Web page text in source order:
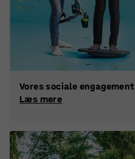
Vores sociale engagement
Læs mere